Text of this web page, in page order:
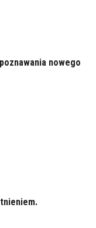
nowego